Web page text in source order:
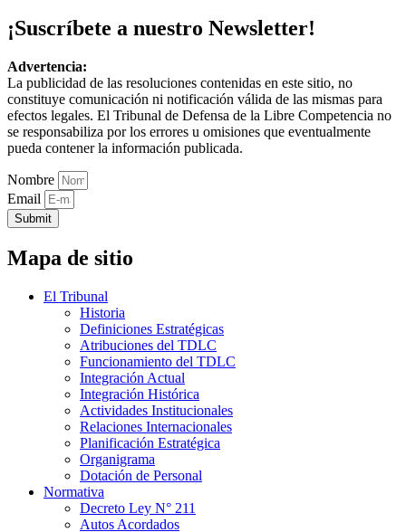
¡Suscríbete a nuestro Newsletter!
Advertencia:
La publicidad de las resoluciones contenidas en este sitio, no
constituye comunicación ni notificación válida de las mismas para
efectos legales. El Tribunal de Defensa de la Libre Competencia no
se responsabiliza por los errores u omisiones que eventualmente
pueda contener la información publicada.
Nombre
Email
Submit
Mapa de sitio
El Tribunal
Historia
Definiciones Estratégicas
Atribuciones del TDLC
Funcionamiento del TDLC
Integración Actual
Integración Histórica
Actividades Institucionales
Relaciones Internacionales
Planificación Estratégica
Organigrama
Dotación de Personal
Normativa
Decreto Ley N° 211
Autos Acordados